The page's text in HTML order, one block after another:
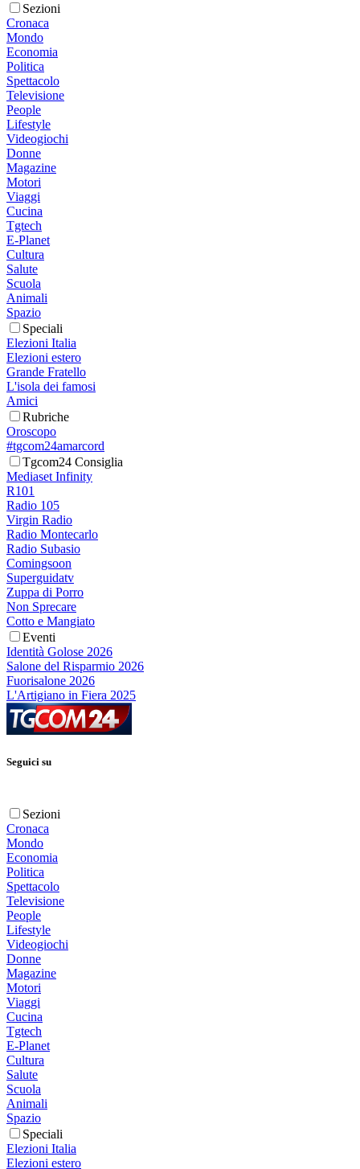
Sezioni
Cronaca
Mondo
Economia
Politica
Spettacolo
Televisione
People
Lifestyle
Videogiochi
Donne
Magazine
Motori
Viaggi
Cucina
Tgtech
E-Planet
Cultura
Salute
Scuola
Animali
Spazio
Speciali
Elezioni Italia
Elezioni estero
Grande Fratello
L'isola dei famosi
Amici
Rubriche
Oroscopo
#tgcom24amarcord
Tgcom24 Consiglia
Mediaset Infinity
R101
Radio 105
Virgin Radio
Radio Montecarlo
Radio Subasio
Comingsoon
Superguidatv
Zuppa di Porro
Non Sprecare
Cotto e Mangiato
Eventi
Identità Golose 2026
Salone del Risparmio 2026
Fuorisalone 2026
L'Artigiano in Fiera 2025
Seguici su
Sezioni
Cronaca
Mondo
Economia
Politica
Spettacolo
Televisione
People
Lifestyle
Videogiochi
Donne
Magazine
Motori
Viaggi
Cucina
Tgtech
E-Planet
Cultura
Salute
Scuola
Animali
Spazio
Speciali
Elezioni Italia
Elezioni estero